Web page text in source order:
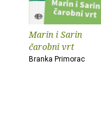
Marin i Sarin
čarobni vrt
Branka Primorac